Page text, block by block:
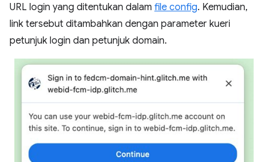
URL login yang ditentukan dalam file config. Kemudian,
link tersebut ditambahkan dengan parameter kueri
petunjuk login dan petunjuk domain.